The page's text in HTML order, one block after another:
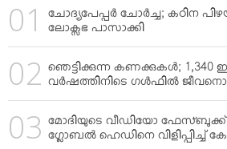
ചോദ്യപേപ്പര്‍ ചോര്‍ച്ച; കഠിന
ലോക്സഭ പാസാക്കി
ഞെട്ടിക്കുന്ന കണക്കുകള്‍; 1,340
വര്‍ഷത്തിനിടെ ഗള്‍ഫില്‍
മോദിയുടെ വീഡിയോ ഫേസ്ബുക്ക്
ഗ്ലോബല്‍ ഹെഡിനെ വിളിപ്പിച്ച്